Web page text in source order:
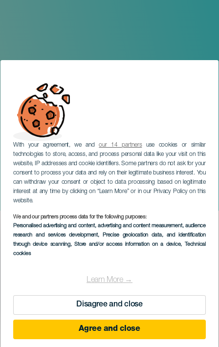
With your agreement, we andour 14 partnersuse cookies or similar
technologies to store, access, and process personal data like your visit on this
website, IP addresses and cookie identifiers. Some partners do not ask for your
consent to process your data and rely on their legitimate business interest. You
can withdraw your consent or object to data processing based on legitimate
interest at any time by clicking on “Learn More” or in our Privacy Policy on this
website.
We and our partners process data for the following purposes:
Personalised advertising and content, advertising and content measurement, audience
research and services development, Precise geolocation data, and identification
through device scanning, Store and/or access information on a device, Technical
cookies
Learn More →
Disagree and close
Agree and close
Filharmonický orchestr
Monte Carlo
TENERIFE
Imagen
Listado